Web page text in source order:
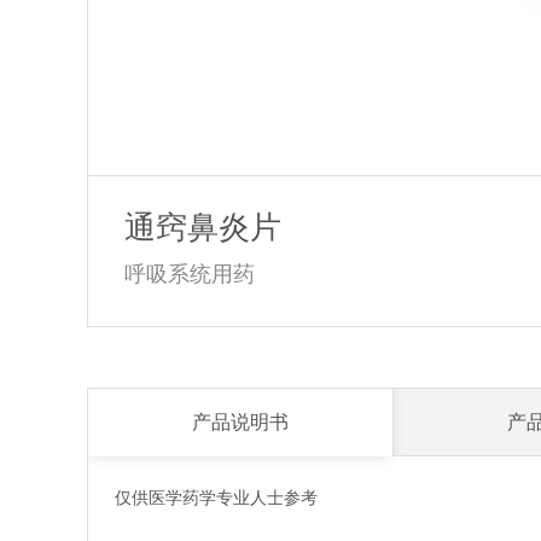
通窍鼻炎片
呼吸系统用药
产品说明书 产
仅供医学药学专业人士参考